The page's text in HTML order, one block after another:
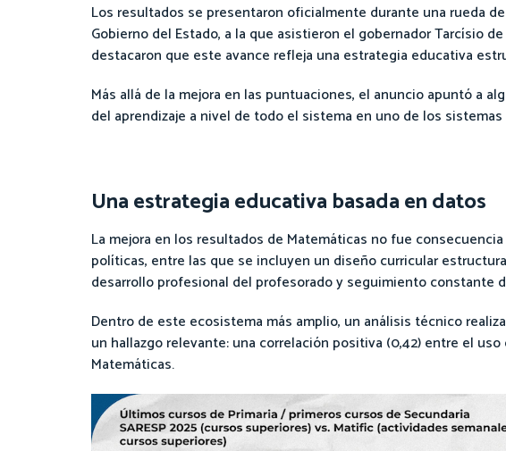
Los resultados se presentaron oficialmente durante una rueda
Gobierno del Estado, a la que asistieron el gobernador Tarcísio
destacaron que este avance refleja una estrategia educativa
Más allá de la mejora en las puntuaciones, el anuncio apuntó a
del aprendizaje a nivel de todo el sistema en uno de los
Una estrategia educativa basada en datos
La mejora en los resultados de Matemáticas no fue
políticas, entre las que se incluyen un diseño curricular
desarrollo profesional del profesorado y seguimiento constante
Dentro de este ecosistema más amplio, un análisis técnico
un hallazgo relevante: una correlación positiva (0,42) entre el
Matemáticas.